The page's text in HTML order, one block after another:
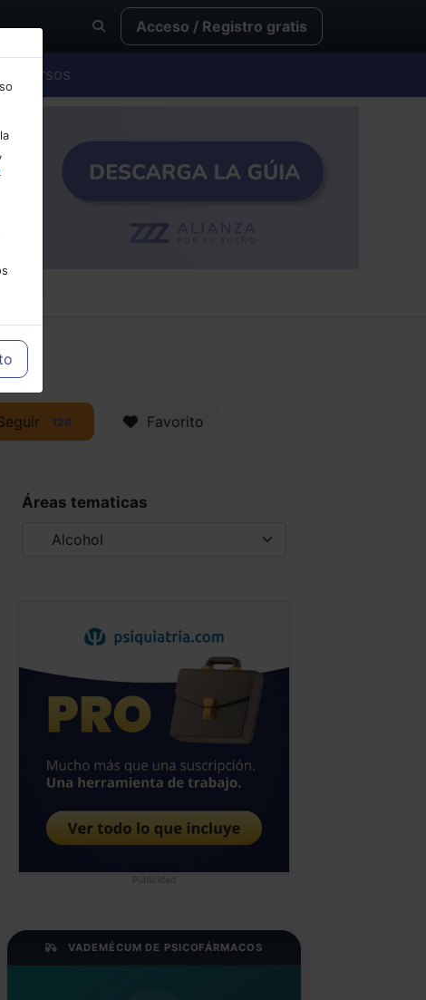
Acceso / Registro gratis
Cursos
128 Favorito
Áreas tematicas
Publicidad
VADEMÉCUM DE PSICOFÁRMACOS